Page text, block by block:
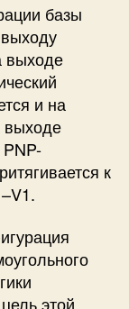
базы
выходе
и на
выходе
PNP-
к
этой